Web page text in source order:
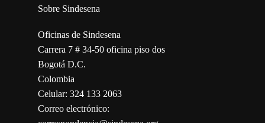
Sobre Sindesena
Oficinas de Sindesena
Carrera 7 # 34-50 oficina piso dos
Bogotá D.C.
Colombia
Celular: 324 133 2063
Correo electrónico: